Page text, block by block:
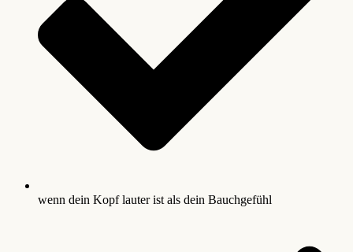
wenn dein Kopf lauter ist als dein Bauchgefühl